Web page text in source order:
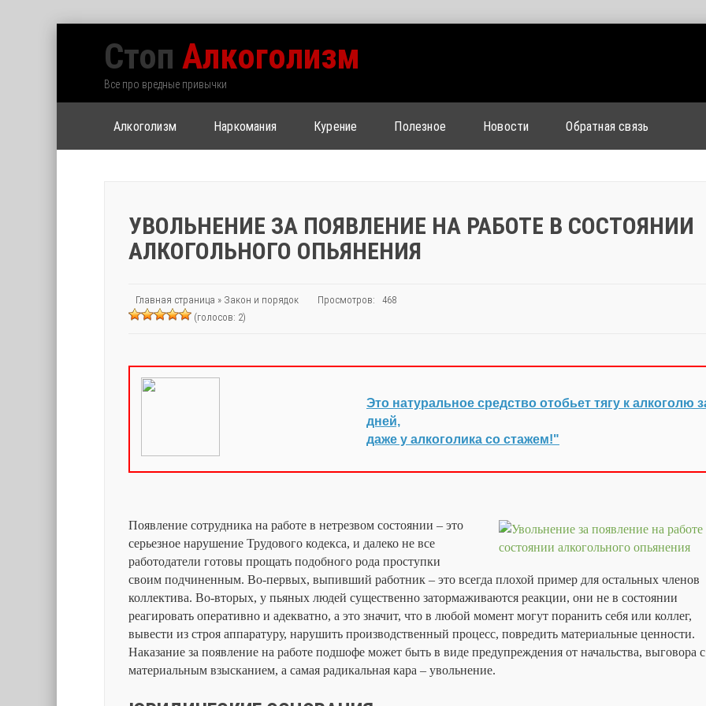
Стоп Алкоголизм
Все про вредные привычки
Алкоголизм Наркомания Курение Полезное Новости Обратная связь
УВОЛЬНЕНИЕ ЗА ПОЯВЛЕНИЕ НА РАБОТЕ В СОСТОЯНИИ
АЛКОГОЛЬНОГО ОПЬЯНЕНИЯ
Главная страница » Закон и порядок
Просмотров: 468
(голосов: 2)
Это натуральное средство отобьет тягу к алкоголю
дней,
даже у алкоголика со стажем!"
Появление сотрудника на работе в нетрезвом состоянии – это
серьезное нарушение Трудового кодекса, и далеко не все
работодатели готовы прощать подобного рода проступки
своим подчиненным. Во-первых, выпивший работник – это всегда плохой пример для остальных членов
коллектива. Во-вторых, у пьяных людей существенно затормаживаются реакции, они не в состоянии
реагировать оперативно и адекватно, а это значит, что в любой момент могут поранить себя или коллег,
вывести из строя аппаратуру, нарушить производственный процесс, повредить материальные ценности.
Наказание за появление на работе подшофе может быть в виде предупреждения от начальства, выговора с
материальным взысканием, а самая радикальная кара – увольнение.